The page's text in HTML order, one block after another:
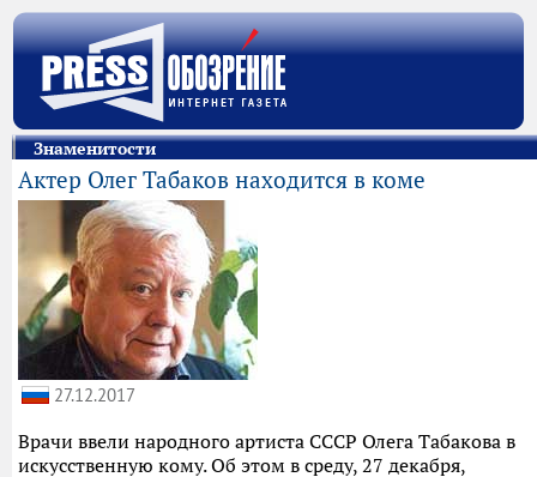
Знаменитости
Актер Олег Табаков находится в коме
27.12.2017
Врачи ввели народного артиста СССР Олега Табакова в
искусственную кому. Об этом в среду, 27 декабря,